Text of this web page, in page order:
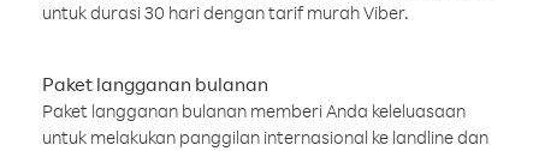
untuk durasi 30 hari dengan tarif murah Viber.
Paket langganan bulanan
Paket langganan bulanan memberi Anda keleluasaan
untuk melakukan panggilan internasional ke landline dan